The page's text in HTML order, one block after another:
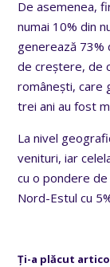
De asemenea,
numai 10% din
generează 73%
de creștere, de
românești, care
trei ani au fost
La nivel
venituri, iar
cu o pondere de
Nord-Estul cu
Ți-a plăcut